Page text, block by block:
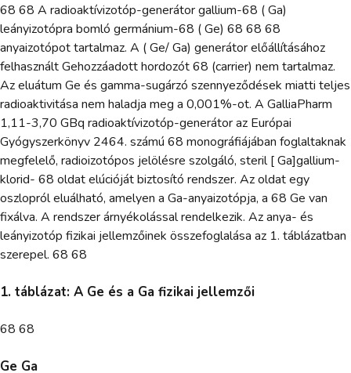
68 68 A radioaktívizotóp-generátor gallium-68 ( Ga)
leányizotópra bomló germánium-68 ( Ge) 68 68 68
anyaizotópot tartalmaz. A ( Ge/ Ga) generátor előállításához
felhasznált Gehozzáadott hordozót 68 (carrier) nem tartalmaz.
Az eluátum Ge és gamma-sugárzó szennyeződések miatti teljes
radioaktivitása nem haladja meg a 0,001%-ot. A GalliaPharm
1,11-3,70 GBq radioaktívizotóp-generátor az Európai
Gyógyszerkönyv 2464. számú 68 monográfiájában foglaltaknak
megfelelő, radioizotópos jelölésre szolgáló, steril [ Ga]gallium-
klorid- 68 oldat elúcióját biztosító rendszer. Az oldat egy
oszlopról eluálható, amelyen a Ga-anyaizotópja, a 68 Ge van
fixálva. A rendszer árnyékolással rendelkezik. Az anya- és
leányizotóp fizikai jellemzőinek összefoglalása az 1. táblázatban
szerepel. 68 68
1. táblázat: A Ge és a Ga fizikai jellemzői
68 68
Ge Ga